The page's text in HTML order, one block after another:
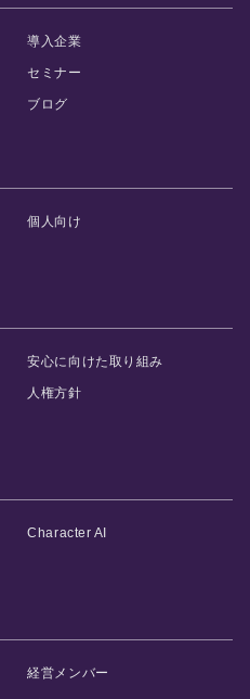
導入企業
セミナー
ブログ
個人向け
安心に向けた取り組み
人権方針
Character AI
経営メンバー